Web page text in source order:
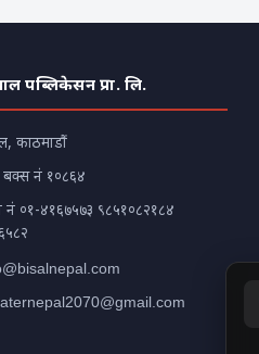
पब्लिकेसन प्रा. लि.
काठमाडौं
बक्स नं १०८६४
नं ०१-४१६७५७३ ९८५१०८२१८४